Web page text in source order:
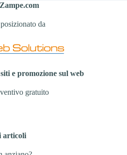
da
e promozione sul web
gratuito
articoli